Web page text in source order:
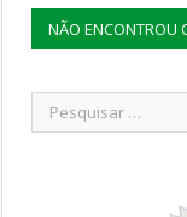
NÃO ENCONTROU